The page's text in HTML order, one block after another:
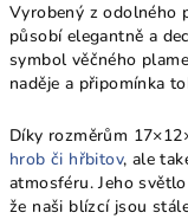
Vyrobený z odolného
působí elegantně a
symbol věčného
naděje a připomínka
Díky rozměrům
hrob či hřbitov, ale
atmosféru. Jeho
že naši blízcí jsou